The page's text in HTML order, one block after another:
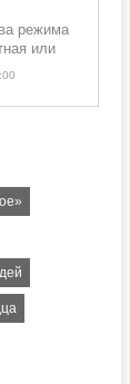
режима
или